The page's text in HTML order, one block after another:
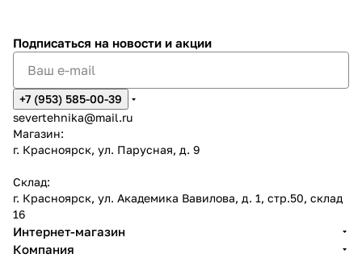
Подписаться на новости и акции
+7 (953) 585-00-39
severtehnika@mail.ru
Магазин:
г. Красноярск, ул. Парусная, д. 9
Склад:
г. Красноярск, ул. Академика Вавилова, д. 1, стр.50, склад
16
Интернет-магазин
Компания